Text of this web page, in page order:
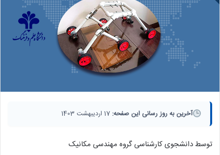
آخرین به روز رسانی این صفحه: 17 اردیبهشت 1403
توسط دانشجوی کارشناسی گروه مهندسی مکانیک